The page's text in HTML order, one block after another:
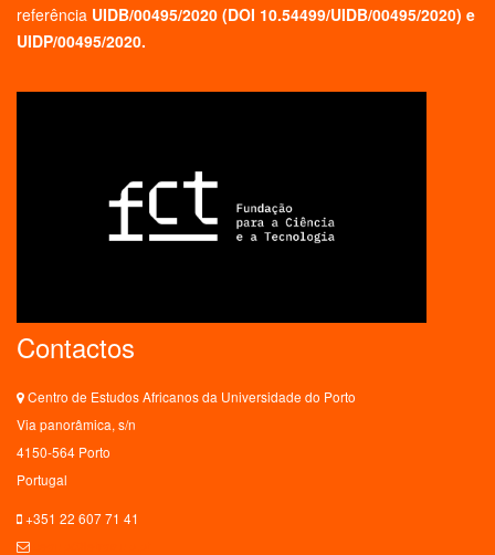
referência UIDB/00495/2020 (DOI 10.54499/UIDB/00495/2020) e
UIDP/00495/2020.
Contactos
Centro de Estudos Africanos da Universidade do Porto
Via panorâmica, s/n
4150-564 Porto
Portugal
+351 22 607 71 41